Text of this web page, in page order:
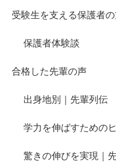
受験生を支える保護者
保護者体験談
合格した先輩の声
出身地別｜先輩列伝
学力を伸ばすための
驚きの伸びを実現｜